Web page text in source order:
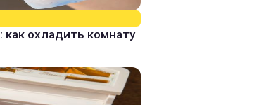
охладить комнату